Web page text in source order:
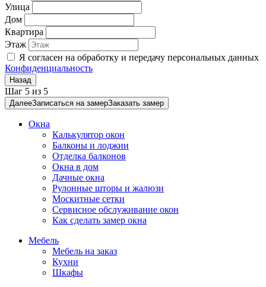
Улица
Дом
Квартира
Этаж
Я согласен на обработку и передачу персональных данных
Конфиденциальность
Назад
Шаг 5 из 5
ДалееЗаписаться на замерЗаказать замер
Окна
Калькулятор окон
Балконы и лоджии
Отделка балконов
Окна в дом
Дачные окна
Рулонные шторы и жалюзи
Москитные сетки
Сервисное обслуживание окон
Как сделать замер окна
Мебель
Мебель на заказ
Кухни
Шкафы